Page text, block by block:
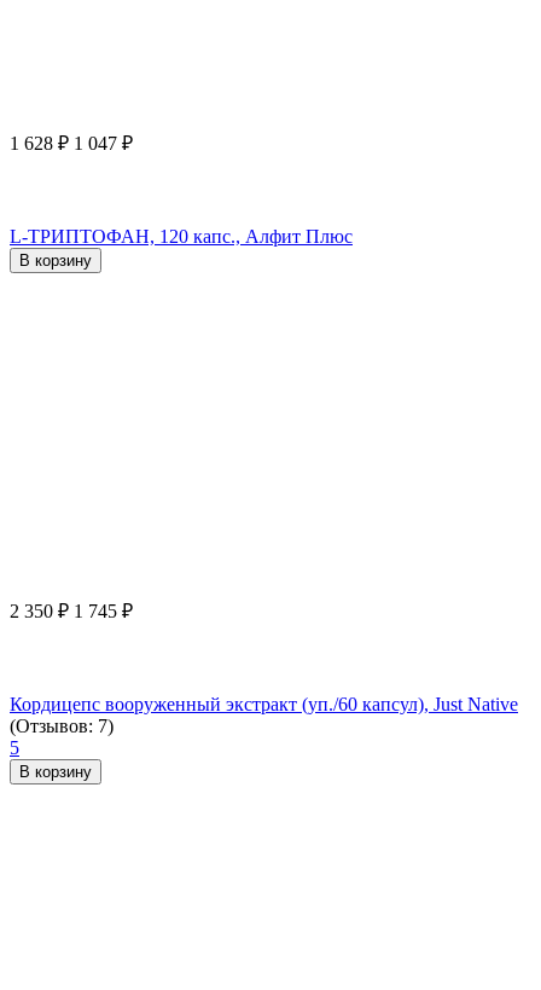
1 628 ₽ 1 047 ₽
L-ТРИПТОФАН, 120 капс., Алфит Плюс
В корзину
2 350 ₽ 1 745 ₽
Кордицепс вооруженный экстракт (уп./60 капсул), Just Native
(Отзывов: 7)
5
В корзину